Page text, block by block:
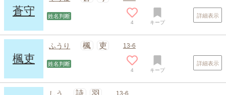
蒼守 姓名判断
4 キープ
詳細表示
楓吏
ふうり 楓 吏 13-6
姓名判断
4 キープ
詳細表示
しう 詩 羽 13-6